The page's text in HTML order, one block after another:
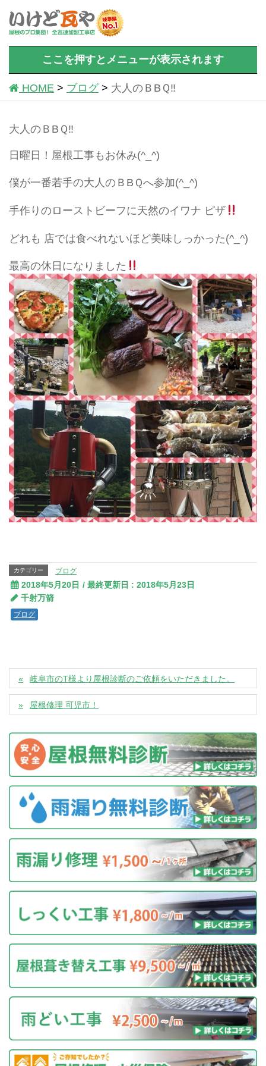
ここを押すとメニューが表示されます
HOME ブログ 大人のＢBＱ‼
大人のＢBＱ‼
日曜日！屋根工事もお休み(^_^)
僕が一番若手の大人のＢBＱへ参加(^_^)
手作りのローストビーフに天然のイワナ ピザ
どれも 店では食べれないほど美味しっかった(^_^)
最高の休日になりました
カテゴリー ブログ
2018年5月20日 / 最終更新日 : 2018年5月23日
千射万箭
ブログ
岐阜市のT様より屋根診断のご依頼をいただきました。
屋根修理 可児市！